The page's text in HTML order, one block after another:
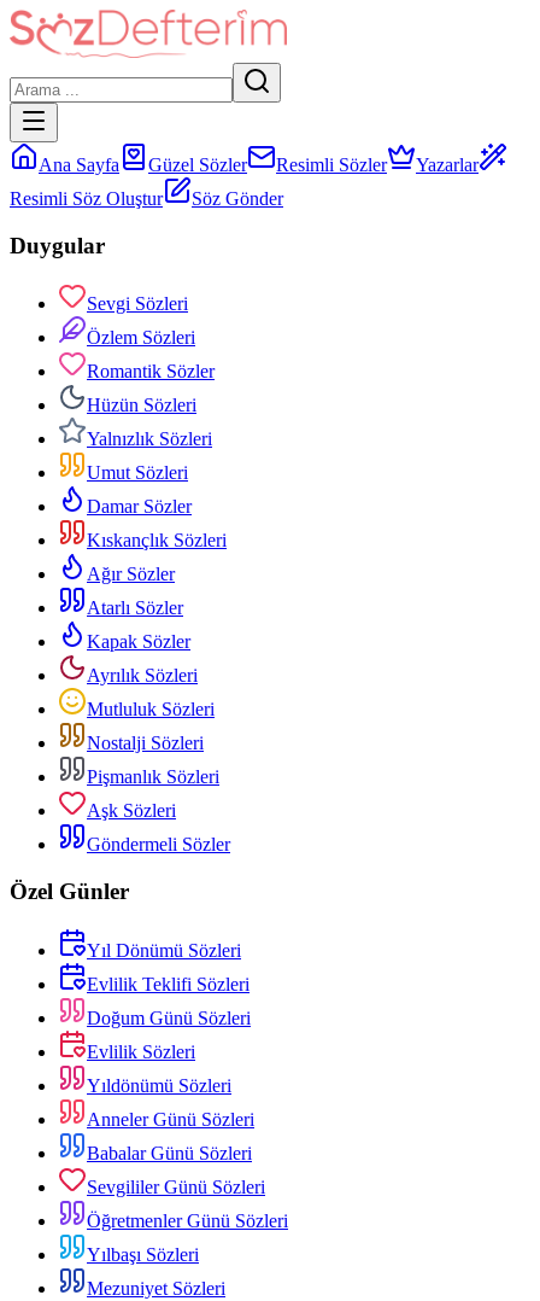
Ana Sayfa Güzel Sözler Resimli Sözler
Yazarlar
Resimli Söz Oluştur
Söz Gönder
Duygular
Sevgi Sözleri
Özlem Sözleri
Romantik Sözler
Hüzün Sözleri
Yalnızlık Sözleri
Umut Sözleri
Damar Sözler
Kıskançlık Sözleri
Ağır Sözler
Atarlı Sözler
Kapak Sözler
Ayrılık Sözleri
Mutluluk Sözleri
Nostalji Sözleri
Pişmanlık Sözleri
Aşk Sözleri
Göndermeli Sözler
Özel Günler
Yıl Dönümü Sözleri
Evlilik Teklifi Sözleri
Doğum Günü Sözleri
Evlilik Sözleri
Yıldönümü Sözleri
Anneler Günü Sözleri
Babalar Günü Sözleri
Sevgililer Günü Sözleri
Öğretmenler Günü Sözleri
Yılbaşı Sözleri
Mezuniyet Sözleri